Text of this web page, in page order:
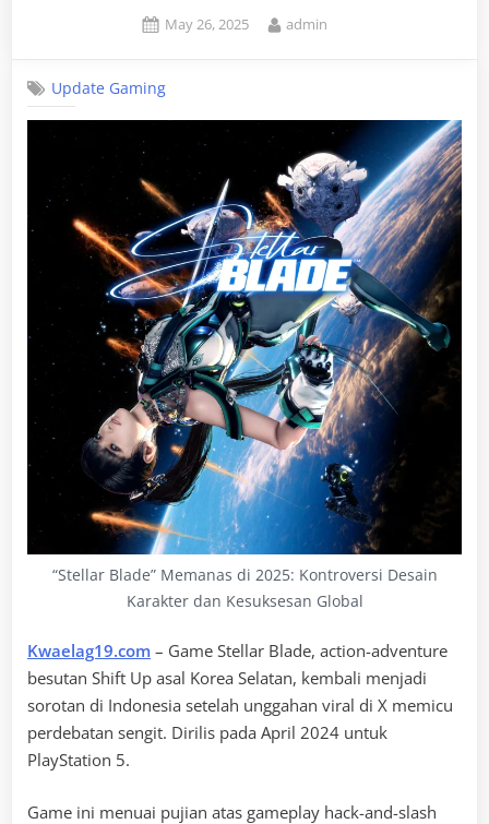
Posted
May 26, 2025 By
admin
Update Gaming
“Stellar Blade” Memanas di 2025: Kontroversi Desain
Karakter dan Kesuksesan Global
Kwaelag19.com – Game Stellar Blade, action-adventure
besutan Shift Up asal Korea Selatan, kembali menjadi
sorotan di Indonesia setelah unggahan viral di X memicu
perdebatan sengit. Dirilis pada April 2024 untuk
PlayStation 5.
Game ini menuai pujian atas gameplay hack-and-slash